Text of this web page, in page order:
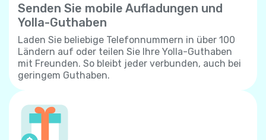
Senden Sie mobile Aufladungen und
Yolla-Guthaben
Laden Sie beliebige Telefonnummern in über 100
Ländern auf oder teilen Sie Ihre Yolla-Guthaben
mit Freunden. So bleibt jeder verbunden, auch bei
geringem Guthaben.